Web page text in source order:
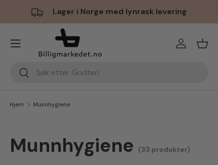
Hopp til innhold
Lager i Norge med lynrask levering
Søk
Søk
Logg inn
Meny
Hjem Munnhygiene
Munnhygiene (33 produkter)